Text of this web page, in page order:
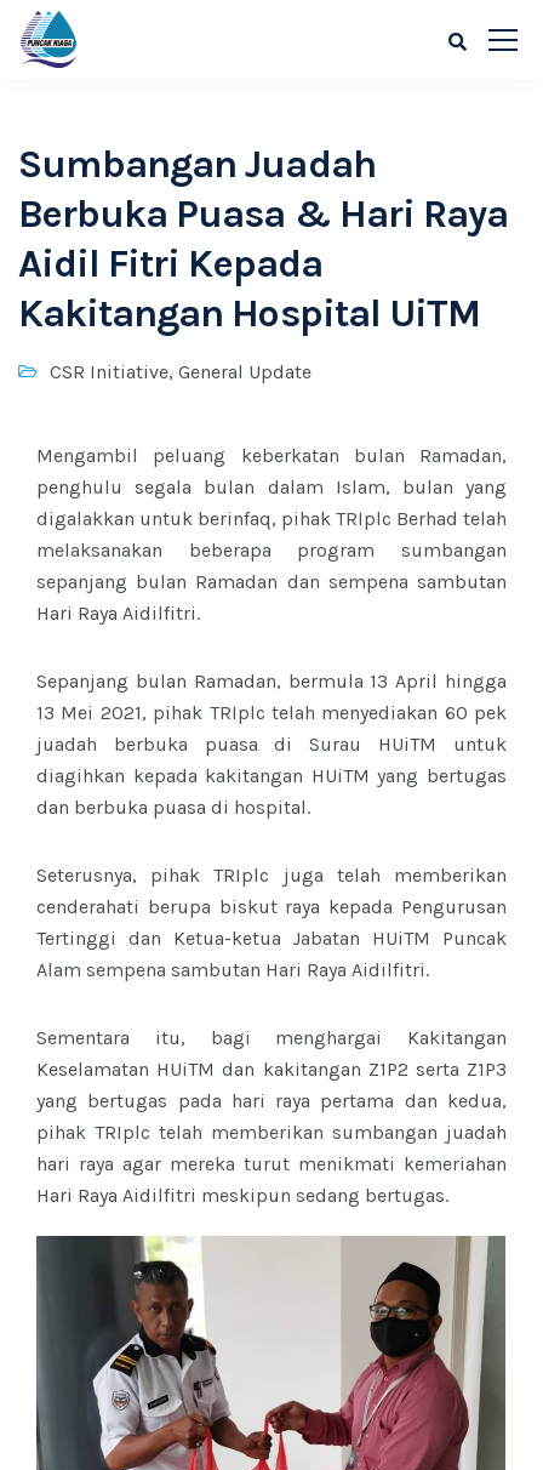
Sumbangan Juadah
Berbuka Puasa & Hari Raya
Aidil Fitri Kepada
Kakitangan Hospital UiTM
CSR Initiative, General Update
Mengambil peluang keberkatan bulan Ramadan,
penghulu segala bulan dalam Islam, bulan yang
digalakkan untuk berinfaq, pihak TRIplc Berhad telah
melaksanakan beberapa program sumbangan
sepanjang bulan Ramadan dan sempena sambutan
Hari Raya Aidilfitri.
Sepanjang bulan Ramadan, bermula 13 April hingga
13 Mei 2021, pihak TRIplc telah menyediakan 60 pek
juadah berbuka puasa di Surau HUiTM untuk
diagihkan kepada kakitangan HUiTM yang bertugas
dan berbuka puasa di hospital.
Seterusnya, pihak TRIplc juga telah memberikan
cenderahati berupa biskut raya kepada Pengurusan
Tertinggi dan Ketua-ketua Jabatan HUiTM Puncak
Alam sempena sambutan Hari Raya Aidilfitri.
Sementara itu, bagi menghargai Kakitangan
Keselamatan HUiTM dan kakitangan Z1P2 serta Z1P3
yang bertugas pada hari raya pertama dan kedua,
pihak TRIplc telah memberikan sumbangan juadah
hari raya agar mereka turut menikmati kemeriahan
Hari Raya Aidilfitri meskipun sedang bertugas.